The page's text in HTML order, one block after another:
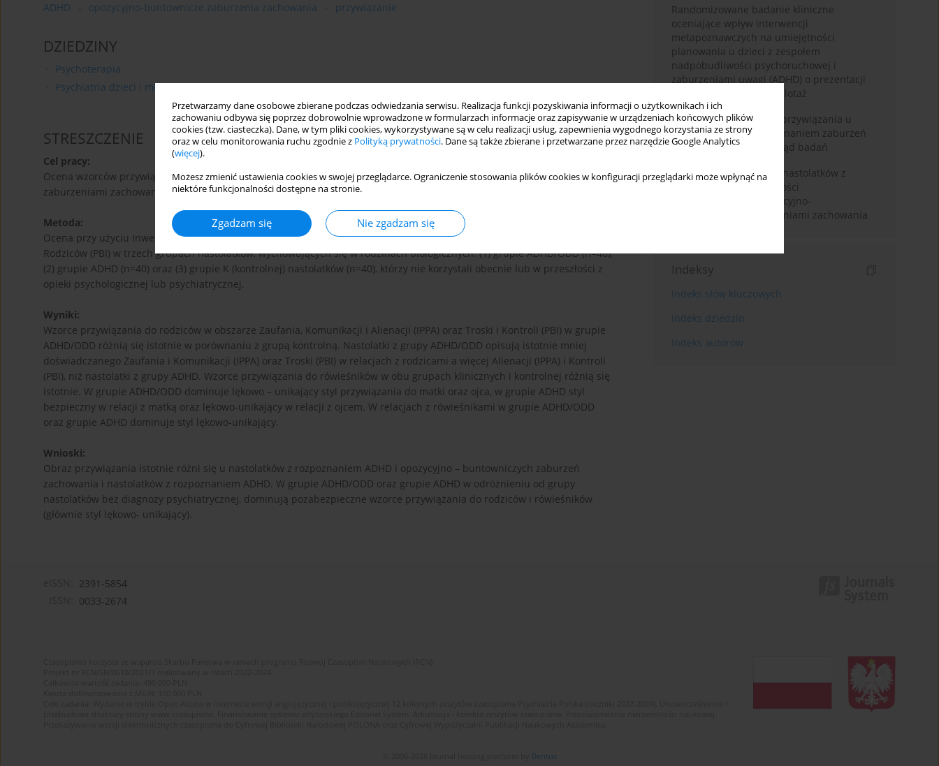
Przetwarzamy dane osobowe zbierane podczas odwiedzania serwisu. Realizacja funkcji pozyskiwania informacji o użytkownikach i ich
zachowaniu odbywa się poprzez dobrowolnie wprowadzone w formularzach informacje oraz zapisywanie w urządzeniach końcowych plików
cookies (tzw. ciasteczka). Dane, w tym pliki cookies, wykorzystywane są w celu realizacji usług, zapewnienia wygodnego korzystania ze strony
oraz w celu monitorowania ruchu zgodnie z Polityką prywatności. Dane są także zbierane i przetwarzane przez narzędzie Google Analytics
(więcej).
Możesz zmienić ustawienia cookies w swojej przeglądarce. Ograniczenie stosowania plików cookies w konfiguracji przeglądarki może wpłynąć na
niektóre funkcjonalności dostępne na stronie.
Zgadzam się Nie zgadzam się
ADHD opozycyjno-buntownicze zaburzenia zachowania przywiązanie
DZIEDZINY
Psychoterapia
Psychiatria dzieci i młodzieży
STRESZCZENIE
Cel pracy:
Ocena wzorców przywiązania wśród nastolatków (13-16 lat) z rozpoznaniem ADHD lub ADHD i opozycyjno- buntowniczymi
zaburzeniami zachowania (ODD).
Metoda:
Ocena przy użyciu Inwentarza Przywiązania do Rodziców i Rówieśników (IPPA) oraz Kwestionariusza Przywiązania do
Rodziców (PBI) w trzech grupach nastolatków, wychowujących się w rodzinach biologicznych: (1) grupie ADHD/ODD (n=40),
(2) grupie ADHD (n=40) oraz (3) grupie K (kontrolnej) nastolatków (n=40), którzy nie korzystali obecnie lub w przeszłości z
opieki psychologicznej lub psychiatrycznej.
Wyniki:
Wzorce przywiązania do rodziców w obszarze Zaufania, Komunikacji i Alienacji (IPPA) oraz Troski i Kontroli (PBI) w grupie
ADHD/ODD różnią się istotnie w porównaniu z grupą kontrolną. Nastolatki z grupy ADHD/ODD opisują istotnie mniej
doświadczanego Zaufania i Komunikacji (IPPA) oraz Troski (PBI) w relacjach z rodzicami a więcej Alienacji (IPPA) i Kontroli
(PBI), niż nastolatki z grupy ADHD. Wzorce przywiązania do rówieśników w obu grupach klinicznych i kontrolnej różnią się
istotnie. W grupie ADHD/ODD dominuje lękowo – unikający styl przywiązania do matki oraz ojca, w grupie ADHD styl
bezpieczny w relacji z matką oraz lękowo-unikający w relacji z ojcem. W relacjach z rówieśnikami w grupie ADHD/ODD
oraz grupie ADHD dominuje styl lękowo-unikający.
Wnioski:
Obraz przywiązania istotnie różni się u nastolatków z rozpoznaniem ADHD i opozycyjno – buntowniczych zaburzeń
zachowania i nastolatków z rozpoznaniem ADHD. W grupie ADHD/ODD oraz grupie ADHD w odróżnieniu od grupy
nastolatków bez diagnozy psychiatrycznej, dominują pozabezpieczne wzorce przywiązania do rodziców i rówieśników
(głównie styl lękowo- unikający).
Randomizowane badanie kliniczne
oceniające wpływ interwencji
metapoznawczych na umiejętności
planowania u dzieci z zespołem
nadpobudliwości psychoruchowej i
zaburzeniami uwagi (ADHD) o prezentacji
objawów mieszanych. Pilotaż
Charakterystyka stylów przywiązania u
dorosłych osób z rozpoznaniem zaburzeń
psychotycznych - przegląd badań
Funkcjonowanie rodzin nastolatków z
zespołem nadpobudliwości
psychoruchowej i opozycyjno-
buntowniczymi zaburzeniami zachowania
Indeksy
Indeks słów kluczowych
Indeks dziedzin
Indeks autorów
2391-5854
0033-2674
Bentus